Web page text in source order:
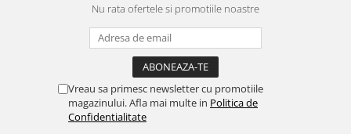
Nu rata ofertele si promotiile noastre
Vreau sa primesc newsletter cu promotiile
magazinului. Afla mai multe in Politica de
Confidentialitate